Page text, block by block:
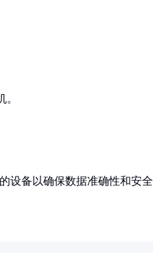
设备以确保数据准确性和安全